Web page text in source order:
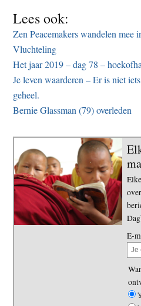
Lees ook:
Zen Peacemakers wandelen mee
Vluchteling
Het jaar 2019 – dag 78 –
Je leven waarderen – Er is niet
geheel.
Bernie Glassman (79) overleden
E-